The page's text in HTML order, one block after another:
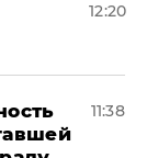
12:20
11:38